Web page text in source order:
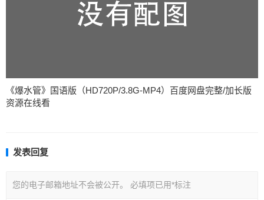
《爆水管》国语版（HD720P/3.8G-MP4）百度网盘完整/加长版
资源在线看
发表回复
您的电子邮箱地址不会被公开。 必填项已用*标注